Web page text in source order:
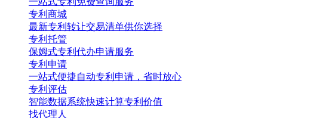
专利商城
最新专利转让交易清单供你选择
专利托管
保姆式专利代办申请服务
专利申请
一站式便捷自动专利申请，省时放心
专利评估
智能数据系统快速计算专利价值
找代理人